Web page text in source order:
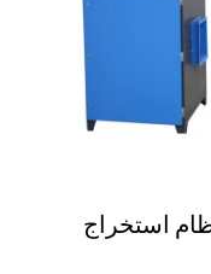
استخراج